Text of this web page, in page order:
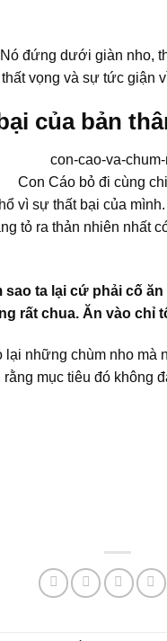
đứng dưới giàn nho,
vọng và sự tức giận
của bản
Con Cáo bỏ đi cùng
vì sự thất bại của
tỏ ra thản nhiên nhất
sao ta lại cứ phải cố
rất chua. Ăn vào chỉ
những chùm nho mà
mục tiêu đó không